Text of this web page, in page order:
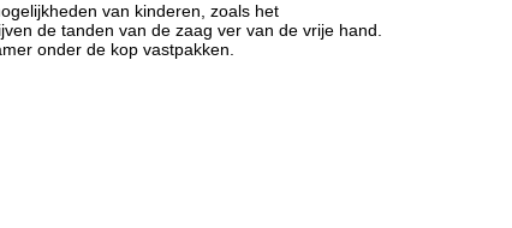
van kinderen, zoals het
de tanden van de zaag ver van de vrije hand.
onder de kop vastpakken.